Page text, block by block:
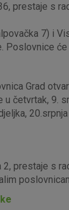
prestaje s
7) i
Poslovnice
Grad
četvrtak, 9.
prestaje s